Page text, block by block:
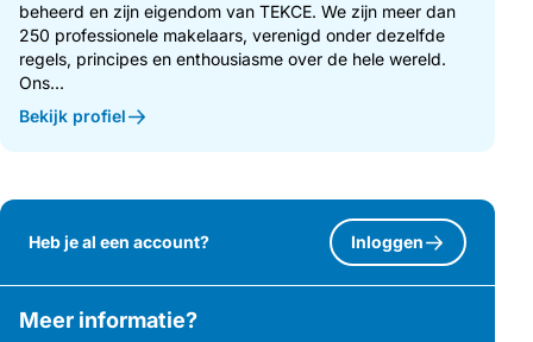
beheerd en zijn eigendom van TEKCE. We zijn meer dan
250 professionele makelaars, verenigd onder dezelfde
regels, principes en enthousiasme over de hele wereld.
Ons...
Bekijk profiel
Heb je al een account? Inloggen
Meer informatie?